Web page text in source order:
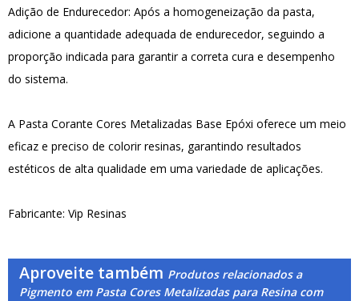
Adição de Endurecedor: Após a homogeneização da pasta,
adicione a quantidade adequada de endurecedor, seguindo a
proporção indicada para garantir a correta cura e desempenho
do sistema.
A Pasta Corante Cores Metalizadas Base Epóxi oferece um meio
eficaz e preciso de colorir resinas, garantindo resultados
estéticos de alta qualidade em uma variedade de aplicações.
Fabricante: Vip Resinas
Aproveite também Produtos relacionados a
Pigmento em Pasta Cores Metalizadas para Resina com